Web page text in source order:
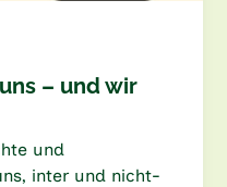
– und wir
und
inter und nicht-